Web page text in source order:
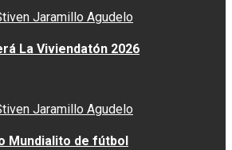
Jaramillo Agudelo
La Viviendatón 2026
Jaramillo Agudelo
Mundialito de fútbol